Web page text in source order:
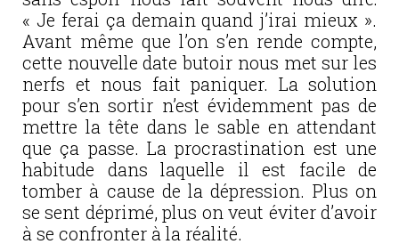
« Je ferai ça demain quand j’irai mieux ».
Avant même que l’on s’en rende compte,
cette nouvelle date butoir nous met sur les
nerfs et nous fait paniquer. La solution
pour s’en sortir n’est évidemment pas de
mettre la tête dans le sable en attendant
que ça passe. La procrastination est une
habitude dans laquelle il est facile de
tomber à cause de la dépression. Plus on
se sent déprimé, plus on veut éviter d’avoir
à se confronter à la réalité.